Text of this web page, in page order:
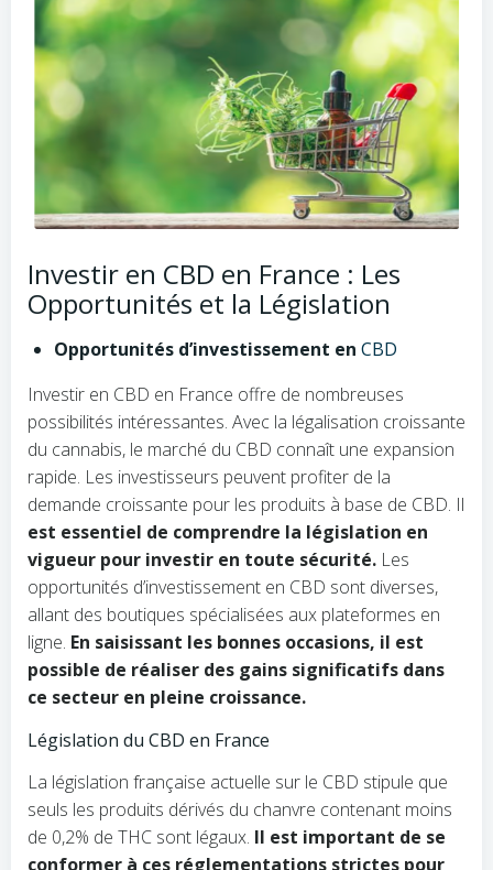
Investir en CBD en France : Les
Opportunités et la Législation
Opportunités d’investissement en CBD
Investir en CBD en France offre de nombreuses
possibilités intéressantes. Avec la légalisation croissante
du cannabis, le marché du CBD connaît une expansion
rapide. Les investisseurs peuvent profiter de la
demande croissante pour les produits à base de CBD. Il
est essentiel de comprendre la législation en
vigueur pour investir en toute sécurité. Les
opportunités d’investissement en CBD sont diverses,
allant des boutiques spécialisées aux plateformes en
ligne. En saisissant les bonnes occasions, il est
possible de réaliser des gains significatifs dans
ce secteur en pleine croissance.
Législation du CBD en France
La législation française actuelle sur le CBD stipule que
seuls les produits dérivés du chanvre contenant moins
de 0,2% de THC sont légaux. Il est important de se
conformer à ces réglementations strictes pour